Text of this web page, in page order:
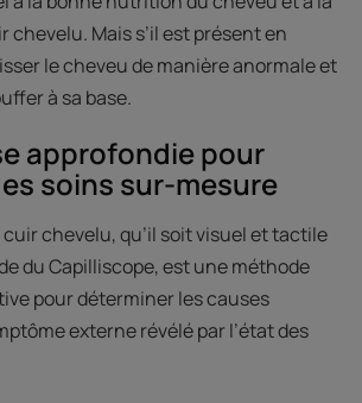
Mais s’il est présent en
le cheveu de manière anormale et
à sa base.
approfondie pour
soins sur-mesure
chevelu, qu’il soit visuel et tactile
du Capilliscope, est une méthode
pour déterminer les causes
externe révélé par l’état des